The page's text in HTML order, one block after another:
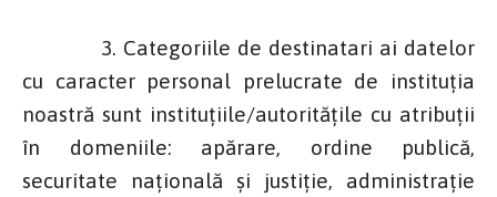
3. Categoriile de destinatari ai datelor
cu caracter personal prelucrate de instituţia
noastră sunt instituţiile/autorităţile cu atribuţii
în domeniile: apărare, ordine publică,
securitate naţională şi justiţie, administraţie